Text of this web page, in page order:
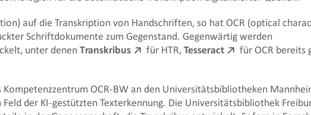
auf die Transkription von Handschriften, so hat OCR (optical
Schriftdokumente zum Gegenstand. Gegenwärtig werden
unter denen Transkribus für HTR, Tesseract
für OCR bereits
OCR-BW an den Universitätsbibliotheken
Feld der KI-gestützten Texterkennung. Die Universitätsbibliothek